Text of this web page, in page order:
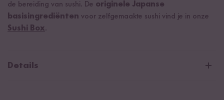
de bereiding van sushi. De originele Japanse
basisingrediënten voor zelfgemaakte sushi vind je in onze
Sushi Box.
Details